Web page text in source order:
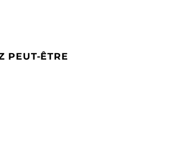
PEUT-ÊTRE